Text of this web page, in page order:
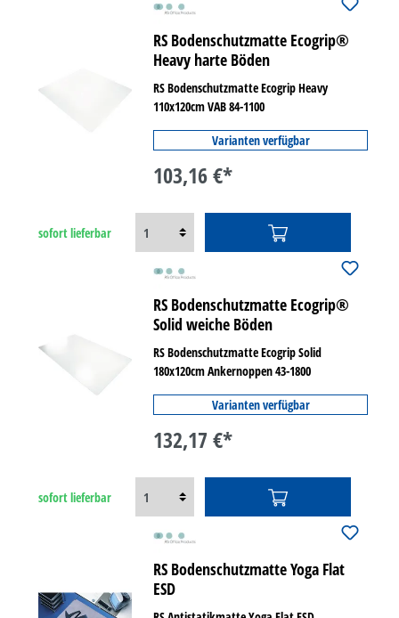
RS Bodenschutzmatte Ecogrip®
Heavy harte Böden
RS Bodenschutzmatte Ecogrip Heavy
110x120cm VAB 84-1100
Varianten verfügbar
103,16 €*
sofort lieferbar
RS Bodenschutzmatte Ecogrip®
Solid weiche Böden
RS Bodenschutzmatte Ecogrip Solid
180x120cm Ankernoppen 43-1800
Varianten verfügbar
132,17 €*
sofort lieferbar
RS Bodenschutzmatte Yoga Flat
ESD